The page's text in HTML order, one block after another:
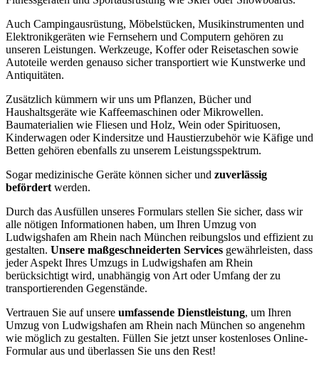
Auch Campingausrüstung, Möbelstücken, Musikinstrumenten und
Elektronikgeräten wie Fernsehern und Computern gehören zu
unseren Leistungen. Werkzeuge, Koffer oder Reisetaschen sowie
Autoteile werden genauso sicher transportiert wie Kunstwerke und
Antiquitäten.
Zusätzlich kümmern wir uns um Pflanzen, Bücher und
Haushaltsgeräte wie Kaffeemaschinen oder Mikrowellen.
Baumaterialien wie Fliesen und Holz, Wein oder Spirituosen,
Kinderwagen oder Kindersitze und Haustierzubehör wie Käfige und
Betten gehören ebenfalls zu unserem Leistungsspektrum.
Sogar medizinische Geräte können sicher und zuverlässig
befördert werden.
Durch das Ausfüllen unseres Formulars stellen Sie sicher, dass wir
alle nötigen Informationen haben, um Ihren Umzug von
Ludwigshafen am Rhein nach München reibungslos und effizient zu
gestalten. Unsere maßgeschneiderten Services gewährleisten, dass
jeder Aspekt Ihres Umzugs in Ludwigshafen am Rhein
berücksichtigt wird, unabhängig von Art oder Umfang der zu
transportierenden Gegenstände.
Vertrauen Sie auf unsere umfassende Dienstleistung, um Ihren
Umzug von Ludwigshafen am Rhein nach München so angenehm
wie möglich zu gestalten. Füllen Sie jetzt unser kostenloses Online-
Formular aus und überlassen Sie uns den Rest!